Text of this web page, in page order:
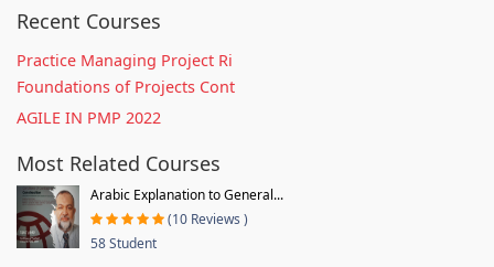
Recent Courses
Practice Managing Project Ri
Foundations of Projects Cont
AGILE IN PMP 2022
Most Related Courses
Arabic Explanation to General...
(10 Reviews )
58 Student